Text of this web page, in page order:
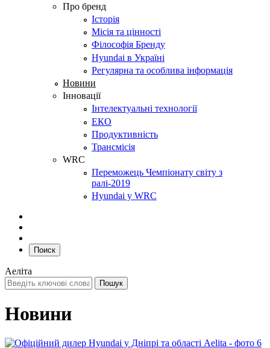
Про бренд
Історія
Місія та цінності
Філософія Бренду
Hyundai в Україні
Регулярна та особлива інформація
Новини
Інновації
Інтелектуальні технології
ЕКО
Продуктивність
Трансмісія
WRC
Переможець Чемпіонату світу з
ралі-2019
Hyundai у WRC
Поиск
Аеліта
Новини